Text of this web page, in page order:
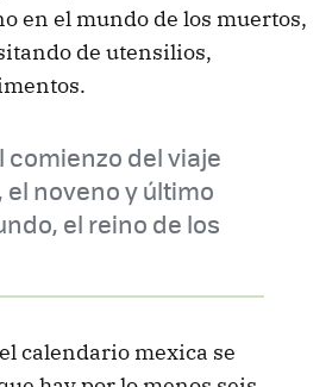
en el mundo de los muertos,
de utensilios,
comienzo del viaje
noveno y último
el reino de los
calendario mexica se